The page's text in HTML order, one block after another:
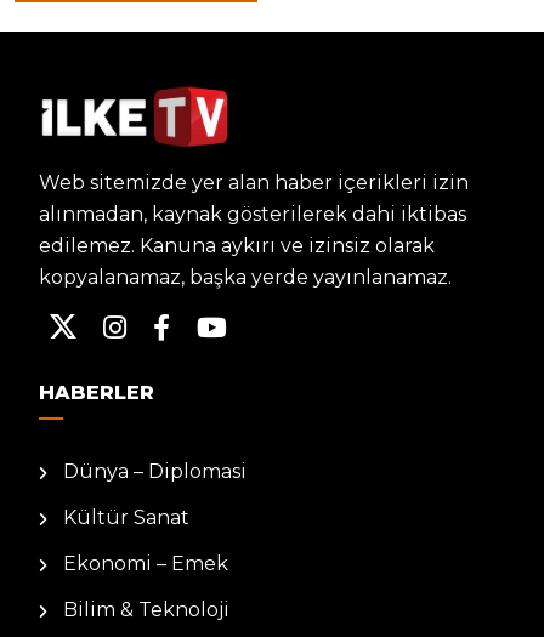
Web sitemizde yer alan haber içerikleri izin
alınmadan, kaynak gösterilerek dahi iktibas
edilemez. Kanuna aykırı ve izinsiz olarak
kopyalanamaz, başka yerde yayınlanamaz.
HABERLER
Dünya – Diplomasi
Kültür Sanat
Ekonomi – Emek
Bilim & Teknoloji